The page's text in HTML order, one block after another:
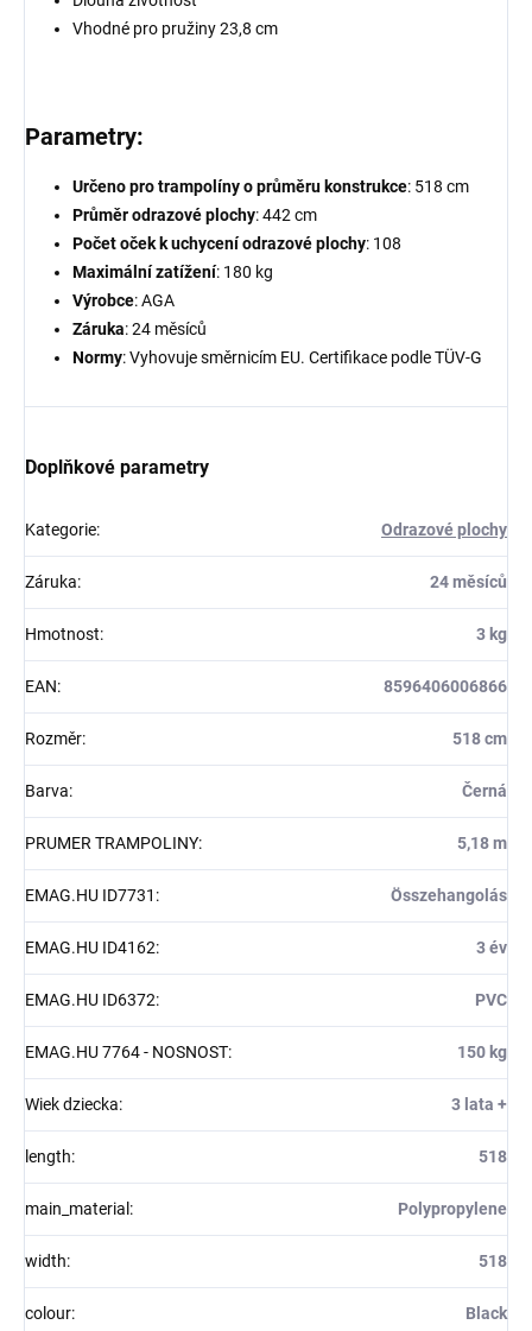
Vhodné pro pružiny 23,8 cm
Parametry:
Určeno pro trampolíny o průměru konstrukce: 518 cm
Průměr odrazové plochy: 442 cm
Počet oček k uchycení odrazové plochy: 108
Maximální zatížení: 180 kg
Výrobce: AGA
Záruka: 24 měsíců
Normy: Vyhovuje směrnicím EU. Certifikace podle TÜV-G
Doplňkové parametry
Kategorie: Odrazové plochy
Záruka: 24 měsíců
Hmotnost: 3 kg
EAN: 8596406006866
Rozměr: 518 cm
Barva: Černá
PRUMER TRAMPOLINY: 5,18 m
EMAG.HU ID7731 : Összehangolás
EMAG.HU ID4162: 3 év
EMAG.HU ID6372: PVC
EMAG.HU 7764 - NOSNOST: 150 kg
Wiek dziecka: 3 lata +
length: 518
main_material: Polypropylene
width: 518
colour: Black